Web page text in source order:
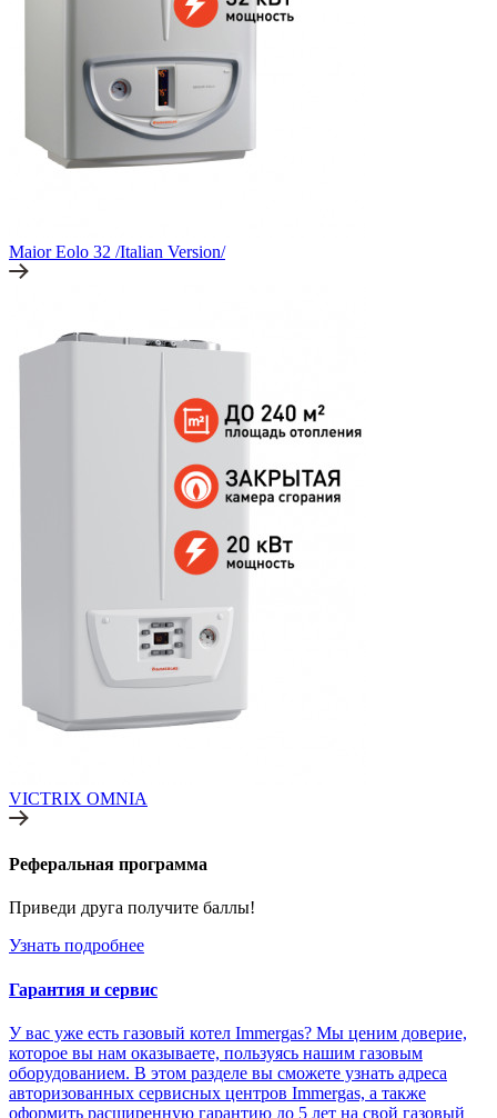
Maior Eolo 32 /Italian Version/
VICTRIX OMNIA
Реферальная программа
Приведи друга получите баллы!
Узнать подробнее
Гарантия и сервис
У вас уже есть газовый котел Immergas? Мы ценим доверие,
которое вы нам оказываете, пользуясь нашим газовым
оборудованием. В этом разделе вы сможете узнать адреса
авторизованных сервисных центров Immergas, а также
оформить расширенную гарантию до 5 лет на свой газовый